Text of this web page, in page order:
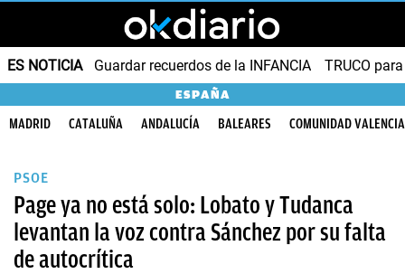
ES NOTICIA Guardar recuerdos de la INFANCIA TRUCO
ESPAÑA
MADRID CATALUÑA ANDALUCÍA BALEARES COMUNIDAD
PSOE
Page ya no está solo: Lobato y Tudanca
levantan la voz contra Sánchez por su falta
de autocrítica